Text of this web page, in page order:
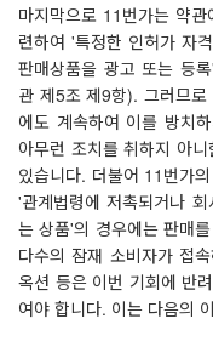
마지막으로 11번가는 약
련하여 '특정한 인허가 자
판매상품을 광고 또는 등
관 제5조 제9항). 그러므
에도 계속하여 이를 방치
아무런 조치를 취하지 아
있습니다. 더불어 11번가
'관계법령에 저촉되거나
는 상품'의 경우에는 판매
다수의 잠재 소비자가 접
옥션 등은 이번 기회에 반
여야 합니다. 이는 다음의